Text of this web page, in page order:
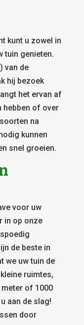
kunt u zowel in
tuin genieten.
van de
hij bezoek
het ervan af
hebben of over
na
kunnen
snel groeien.
voor uw
in op onze
de beste in
we uw tuin de
ruimtes,
of 1000
aan de slag!
door